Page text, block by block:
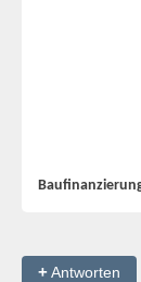
+Antworten